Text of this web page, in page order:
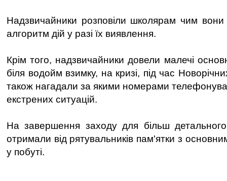
Надзвичайники розповіли школярам чим вони
алгоритм дій у разі їх виявлення.
Крім того, надзвичайники довели малечі
біля водойм взимку, на кризі, під час
також нагадали за якими номерами
екстрених ситуацій.
На завершення заходу для більш
отримали від рятувальників пам'ятки з
у побуті.